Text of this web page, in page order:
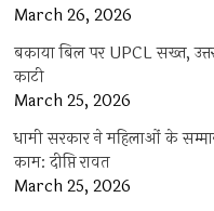
March 26, 2026
बकाया बिल पर UPCL सख्त,
काटी
March 25, 2026
धामी सरकार ने महिलाओं के
काम: दीप्ति रावत
March 25, 2026